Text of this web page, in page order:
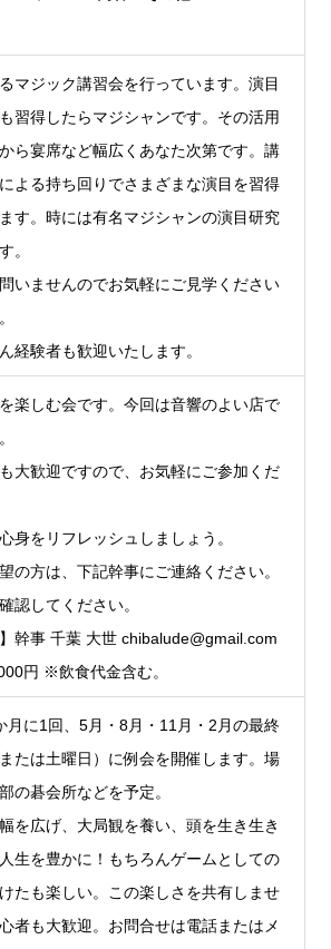
マジック講習会を行っています。演目
習得したらマジシャンです。その活用
ら宴席など幅広くあなた次第です。講
よる持ち回りでさまざまな演目を習得
す。時には有名マジシャンの演目研究
。
いませんのでお気軽にご見学ください
経験者も歓迎いたします。
楽しむ会です。今回は音響のよい店で
大歓迎ですので、お気軽にご参加くだ
身をリフレッシュしましょう。
の方は、下記幹事にご連絡ください。
認してください。
】幹事 千葉 大世 chibalude@gmail.com
円 ※飲食代金含む。
月に1回、5月・8月・11月・2月の最終
たは土曜日）に例会を開催します。場
の碁会所などを予定。
を広げ、大局観を養い、頭を生き生き
生を豊かに！もちろんゲームとしての
たも楽しい。この楽しさを共有しませ
者も大歓迎。お問合せは電話またはメ